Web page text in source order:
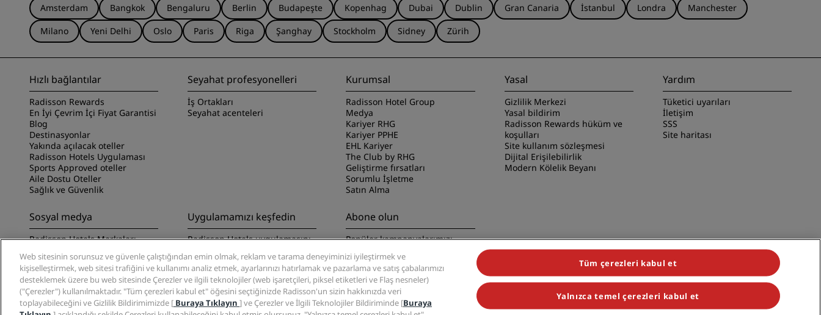
Amsterdam Bangkok Bengaluru Berlin Budapeşte Kopenhag Dubai Dublin Gran Canaria İstanbul Londra
Manchester
Milano
Yeni Delhi Oslo Paris Riga Şanghay Stockholm Sidney Zürih
Hızlı bağlantılar
Radisson Rewards
En İyi Çevrim İçi Fiyat Garantisi
Blog
Destinasyonlar
Yakında açılacak oteller
Radisson Hotels Uygulaması
Sports Approved oteller
Aile Dostu Oteller
Sağlık ve Güvenlik
Seyahat profesyonelleri
İş Ortakları
Seyahat acenteleri
Kurumsal
Radisson Hotel Group
Medya
Kariyer RHG
Kariyer PPHE
EHL Kariyer
The Club by RHG
Geliştirme fırsatları
Sorumlu İşletme
Satın Alma
Yasal
Gizlilik Merkezi
Yasal bildirim
Radisson Rewards hüküm ve
koşulları
Site kullanım sözleşmesi
Dijital Erişilebilirlik
Modern Kölelik Beyanı
Yardım
Tüketici uyarıları
İletişim
SSS
Site haritası
Sosyal medya
Radisson Hotels Markaları
Uygulamamızı keşfedin
Radisson Hotels uygulamasını
Abone olun
Popüler kampanyalarımızı
Web sitesinin sorunsuz ve güvenle çalıştığından emin olmak, reklam ve tarama deneyiminizi iyileştirmek ve
kişiselleştirmek, web sitesi trafiğini ve kullanımı analiz etmek, ayarlarınızı hatırlamak ve pazarlama ve satış çabalarımızı
desteklemek üzere bu web sitesinde Çerezler ve ilgili teknolojiler (web işaretçileri, piksel etiketleri ve Flaş nesneler)
("Çerezler") kullanılmaktadır. "Tüm çerezleri kabul et" öğesini seçtiğinizde Radisson'un sizin hakkınızda veri
toplayabileceğini ve Gizlilik Bildirimimizde [ Buraya Tıklayın ] ve Çerezler ve İlgili Teknolojiler Bildiriminde [Buraya
Tüm çerezleri kabul et
Yalnızca temel çerezleri kabul et